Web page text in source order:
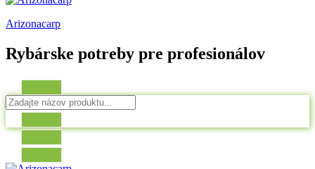
Arizonacarp
Rybárske potreby pre profesionálov